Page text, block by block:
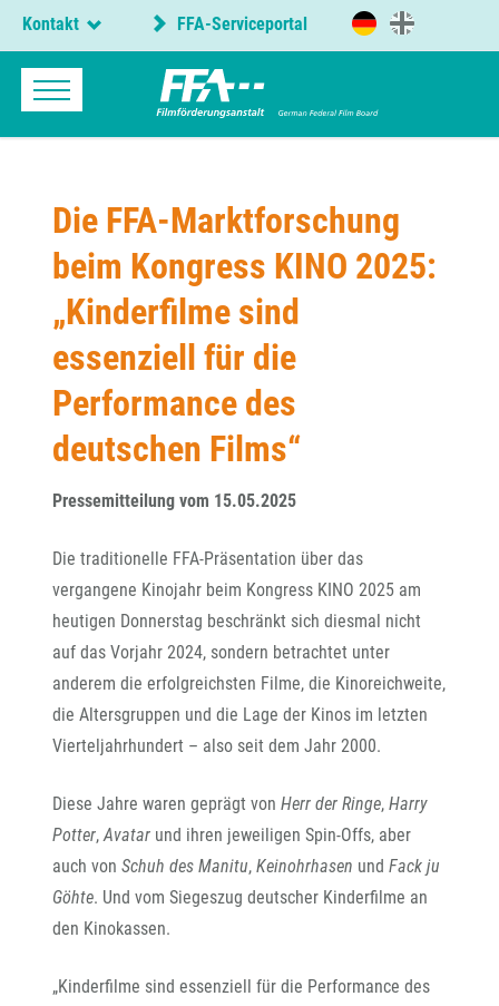
Kontakt FFA-Serviceportal
Die FFA-Marktforschung
beim Kongress KINO 2025:
„Kinderfilme sind
essenziell für die
Performance des
deutschen Films“
Pressemitteilung vom 15.05.2025
Die traditionelle FFA-Präsentation über das
vergangene Kinojahr beim Kongress KINO 2025 am
heutigen Donnerstag beschränkt sich diesmal nicht
auf das Vorjahr 2024, sondern betrachtet unter
anderem die erfolgreichsten Filme, die Kinoreichweite,
die Altersgruppen und die Lage der Kinos im letzten
Vierteljahrhundert – also seit dem Jahr 2000.
Diese Jahre waren geprägt von Herr der Ringe, Harry
Potter,Avatar und ihren jeweiligen Spin-Offs, aber
auch von Schuh des Manitu, Keinohrhasen und Fack ju
Göhte. Und vom Siegeszug deutscher Kinderfilme an
den Kinokassen.
„Kinderfilme sind essenziell für die Performance des